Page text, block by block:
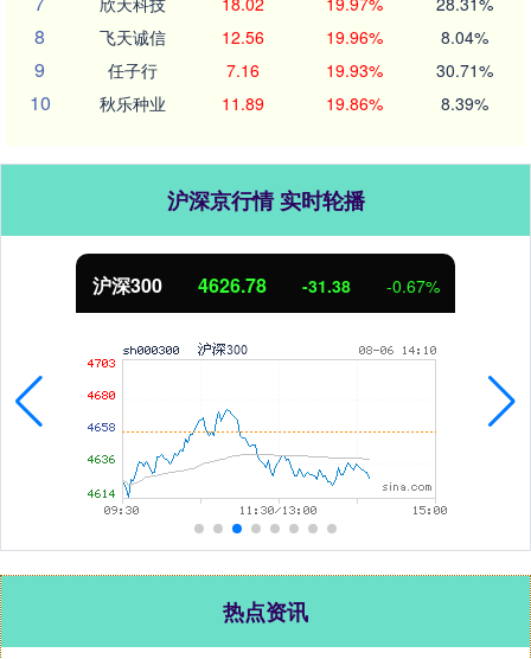
8 飞天诚信 12.56 19.96% 8.04%
9 任子行 7.16 19.93% 30.71%
10 秋乐种业 11.89 19.86% 8.39%
沪深京行情 实时轮播
北证50 1113.29 -6.17 -0.55%
热点资讯